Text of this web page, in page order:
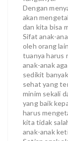
Dengan
akan
dan kita bisa
Sifat anak-
oleh orang
tuanya harus
anak-anak
sedikit
sehat yang
minim sekali
yang baik
harus
kita tidak
anak-anak